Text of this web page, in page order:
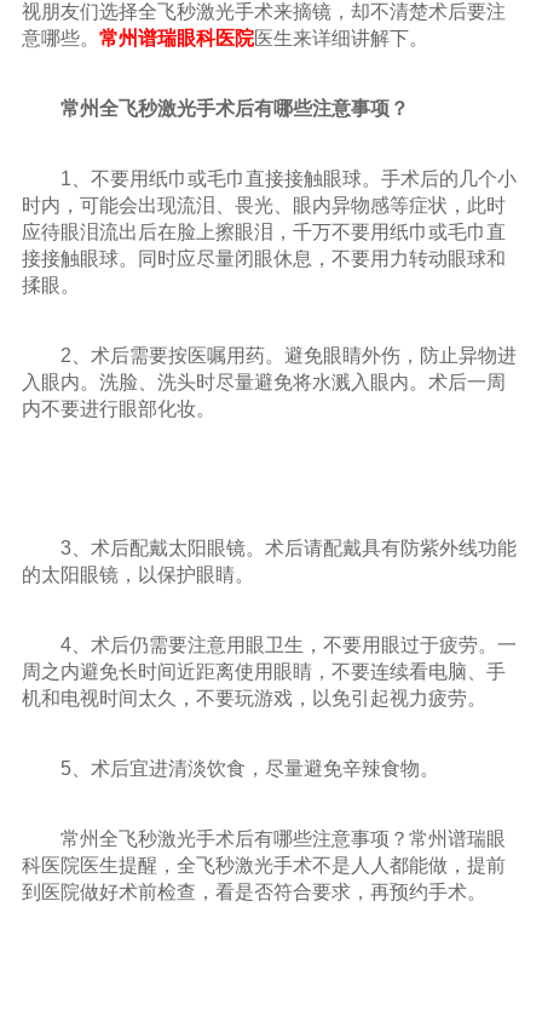
视朋友们选择全飞秒激光手术来摘镜，却不清楚术后要注
意哪些。 常州谱瑞眼科医院医生来详细讲解下。
常州全飞秒激光手术后有哪些注意事项？
1、不要用纸巾或毛巾直接接触眼球。手术后的几个小
时内，可能会出现流泪、畏光、眼内异物感等症状，此时
应待眼泪流出后在脸上擦眼泪，千万不要用纸巾或毛巾直
接接触眼球。同时应尽量闭眼休息，不要用力转动眼球和
揉眼。
2、术后需要按医嘱用药。避免眼睛外伤，防止异物进
入眼内。洗脸、洗头时尽量避免将水溅入眼内。术后一周
内不要进行眼部化妆。
3、术后配戴太阳眼镜。术后请配戴具有防紫外线功能
的太阳眼镜，以保护眼睛。
4、术后仍需要注意用眼卫生，不要用眼过于疲劳。一
周之内避免长时间近距离使用眼睛，不要连续看电脑、手
机和电视时间太久，不要玩游戏，以免引起视力疲劳。
5、术后宜进清淡饮食，尽量避免辛辣食物。
常州全飞秒激光手术后有哪些注意事项？常州谱瑞眼
科医院医生提醒，全飞秒激光手术不是人人都能做，提前
到医院做好术前检查，看是否符合要求，再预约手术。